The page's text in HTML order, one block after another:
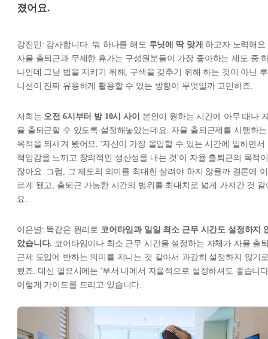
졌어요.
강진민: 감사합니다. 뭐 하나를 해도 루닛에 딱 맞게 하고자 노력해요.
자율 출퇴근과 무제한 휴가는 구성원분들이 가장 좋아하는 제도 중
나인데 그냥 법을 지키기 위해, 구색을 갖추기 위해 하는 것이 아닌 루
니션이 진짜 유용하게 활용할 수 있는 방향이 무엇일까 고민하죠.
저희는 오전 6시부터 밤 10시 사이
본인이 원하는 시간에 아무 때나
율 출퇴근할 수 있도록 설정해놓았는데요. 자율 출퇴근제를 시행하는
목적을 되새겨 봤어요. '자신이 가장 몰입할 수 있는 시간에 일하면서
책임감을 느끼고 창의적인 생산성을 내는 것'이 자율 출퇴근의 목적
잖아요. 그럼, 그 제도의 의미를 최대한 살려야 하지 않을까 결론에 이
르게 됐고, 출퇴근 가능한 시간의 범위를 최대치로 넓게 가져간 것 같
요.
이은별: 똑같은 원리로 코어타임과 일일 최소 근무 시간도 설정하지
았습니다. 코어타임이나 최소 근무 시간을 설정하는 자체가 자율 출
근제 도입에 반하는 의미를 지니는 것 같아서 과감히 설정하지 않기
했죠. 대신 필요시에는 '부서 내에서 자율적으로 설정하셔도 좋습니
이렇게 가이드를 드리고 있습니다.